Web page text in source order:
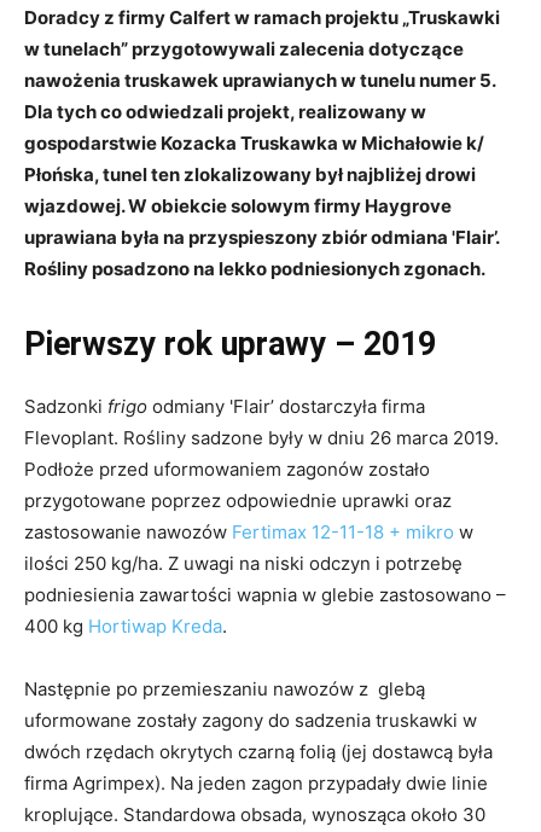
Doradcy z firmy Calfert w ramach projektu „Truskawki
w tunelach” przygotowywali zalecenia dotyczące
nawożenia truskawek uprawianych w tunelu numer 5.
Dla tych co odwiedzali projekt, realizowany w
gospodarstwie Kozacka Truskawka w Michałowie k/
Płońska, tunel ten zlokalizowany był najbliżej drowi
wjazdowej. W obiekcie solowym firmy Haygrove
uprawiana była na przyspieszony zbiór odmiana 'Flair’.
Rośliny posadzono na lekko podniesionych zgonach.
Pierwszy rok uprawy – 2019
Sadzonki frigo odmiany 'Flair’ dostarczyła firma
Flevoplant. Rośliny sadzone były w dniu 26 marca 2019.
Podłoże przed uformowaniem zagonów zostało
przygotowane poprzez odpowiednie uprawki oraz
zastosowanie nawozów Fertimax 12-11-18 + mikro w
ilości 250 kg/ha. Z uwagi na niski odczyn i potrzebę
podniesienia zawartości wapnia w glebie zastosowano –
400 kg Hortiwap Kreda.
Następnie po przemieszaniu nawozów z glebą
uformowane zostały zagony do sadzenia truskawki w
dwóch rzędach okrytych czarną folią (jej dostawcą była
firma Agrimpex). Na jeden zagon przypadały dwie linie
kroplujące. Standardowa obsada, wynosząca około 30